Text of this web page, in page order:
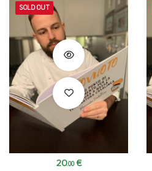
SOLD OUT
20.00 €